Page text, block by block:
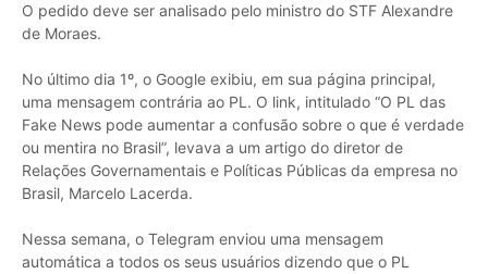
O pedido deve ser analisado pelo ministro do STF Alexandre
de Moraes.
No último dia 1º, o Google exibiu, em sua página principal,
uma mensagem contrária ao PL. O link, intitulado “O PL das
Fake News pode aumentar a confusão sobre o que é verdade
ou mentira no Brasil”, levava a um artigo do diretor de
Relações Governamentais e Políticas Públicas da empresa no
Brasil, Marcelo Lacerda.
Nessa semana, o Telegram enviou uma mensagem
automática a todos os seus usuários dizendo que o PL